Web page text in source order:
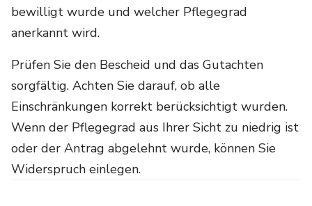
bewilligt wurde und welcher Pflegegrad
anerkannt wird.
Prüfen Sie den Bescheid und das Gutachten
sorgfältig. Achten Sie darauf, ob alle
Einschränkungen korrekt berücksichtigt wurden.
Wenn der Pflegegrad aus Ihrer Sicht zu niedrig ist
oder der Antrag abgelehnt wurde, können Sie
Widerspruch einlegen.